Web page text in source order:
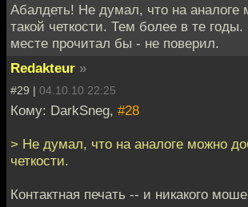
Абалдеть! Не думал, что на аналоге
такой четкости. Тем более в те годы.
месте прочитал бы - не поверил.
Redakteur »
#29 | 04.10.10 22:25
Кому: DarkSneg, #28
> Не думал, что на аналоге можно
четкости.
Контактная печать -- и никакого